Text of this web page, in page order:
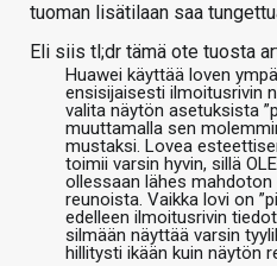
tuoman lisätilaan saa
Eli siis tl;dr tämä ote tuosta
Huawei käyttää loven
ensisijaisesti ilmoitusrivin
valita näytön asetuksista
muuttamalla sen
mustaksi. Lovea
toimii varsin hyvin, sillä
ollessaan lähes
reunoista. Vaikka lovi on
edelleen ilmoitusrivin
silmään näyttää varsin
hillitysti ikään kuin näytön